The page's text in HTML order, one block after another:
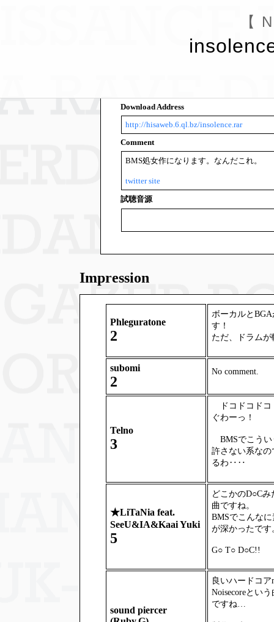
【
Download Address
http://hisaweb.6.ql.bz/insolence.rar
Comment
BMS処女作になります。なんだこれ。
twitter site
試聴音源
Impression
Phleguratone
2
ボーカルと
す！
ただ、ドラム
subomi
2
No comment.
Telno
3
ドコドコドコ
ぐわーっ！
BMSでこうい
許さない系な
るわ‥‥
★LiTaNia feat.
SeeU&IA&Kaai Yuki
5
どこかのD○C
曲ですね。
BMSでこんな
が深かったです
G○ T○ D○C!!
sound piercer
良いハードコ
Noisecoreとい
ですね…